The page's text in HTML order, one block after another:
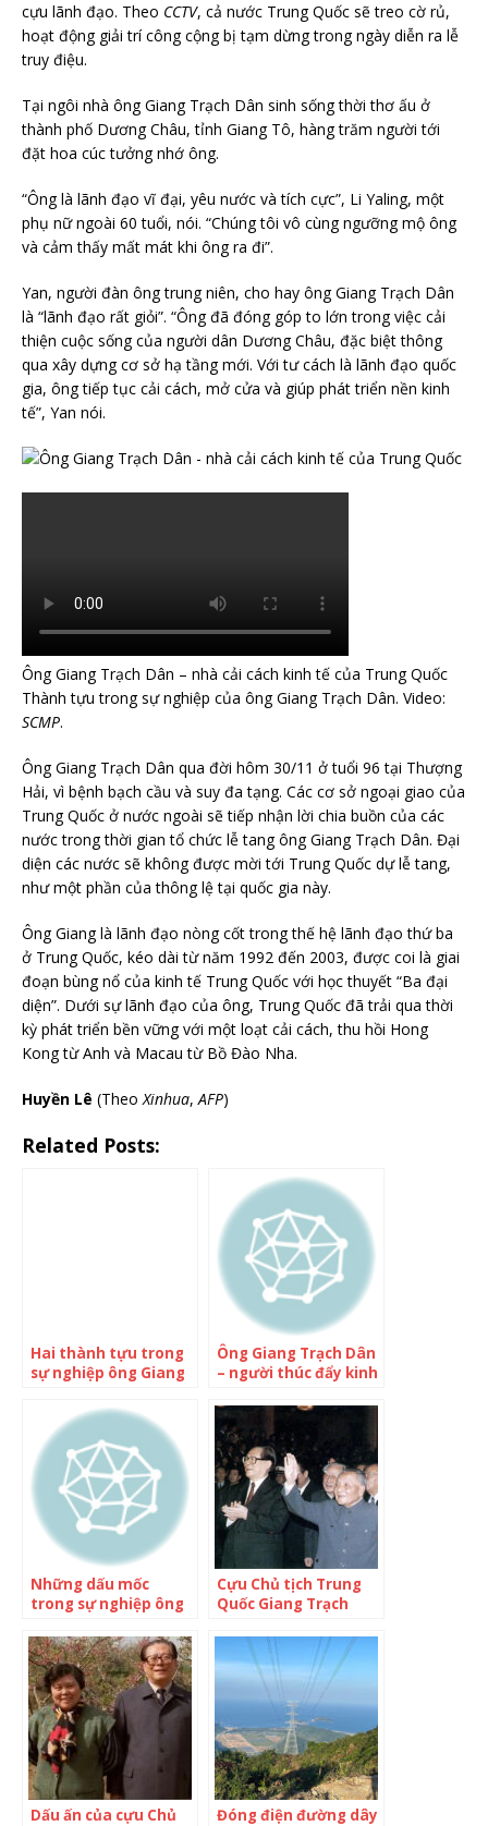
cựu lãnh đạo. Theo CCTV, cả nước Trung Quốc sẽ treo cờ rủ,
hoạt động giải trí công cộng bị tạm dừng trong ngày diễn ra lễ
truy điệu.
Tại ngôi nhà ông Giang Trạch Dân sinh sống thời thơ ấu ở
thành phố Dương Châu, tỉnh Giang Tô, hàng trăm người tới
đặt hoa cúc tưởng nhớ ông.
“Ông là lãnh đạo vĩ đại, yêu nước và tích cực”, Li Yaling, một
phụ nữ ngoài 60 tuổi, nói. “Chúng tôi vô cùng ngưỡng mộ ông
và cảm thấy mất mát khi ông ra đi”.
Yan, người đàn ông trung niên, cho hay ông Giang Trạch Dân
là “lãnh đạo rất giỏi”. “Ông đã đóng góp to lớn trong việc cải
thiện cuộc sống của người dân Dương Châu, đặc biệt thông
qua xây dựng cơ sở hạ tầng mới. Với tư cách là lãnh đạo quốc
gia, ông tiếp tục cải cách, mở cửa và giúp phát triển nền kinh
tế”, Yan nói.
Ông Giang Trạch Dân – nhà cải cách kinh tế của Trung Quốc
Thành tựu trong sự nghiệp của ông Giang Trạch Dân. Video:
SCMP.
Ông Giang Trạch Dân qua đời hôm 30/11 ở tuổi 96 tại Thượng
Hải, vì bệnh bạch cầu và suy đa tạng. Các cơ sở ngoại giao của
Trung Quốc ở nước ngoài sẽ tiếp nhận lời chia buồn của các
nước trong thời gian tổ chức lễ tang ông Giang Trạch Dân. Đại
diện các nước sẽ không được mời tới Trung Quốc dự lễ tang,
như một phần của thông lệ tại quốc gia này.
Ông Giang là lãnh đạo nòng cốt trong thế hệ lãnh đạo thứ ba
ở Trung Quốc, kéo dài từ năm 1992 đến 2003, được coi là giai
đoạn bùng nổ của kinh tế Trung Quốc với học thuyết “Ba đại
diện”. Dưới sự lãnh đạo của ông, Trung Quốc đã trải qua thời
kỳ phát triển bền vững với một loạt cải cách, thu hồi Hong
Kong từ Anh và Macau từ Bồ Đào Nha.
Huyền Lê (TheoXinhua,AFP)
Related Posts:
Hai thành tựu trong
sự nghiệp ông Giang
Ông Giang Trạch Dân
– người thúc đẩy kinh
nổ
Những dấu mốc
trong sự nghiệp ông
Cựu Chủ tịch Trung
Quốc Giang Trạch
Dấu ấn của cựu Chủ
Đóng điện đường dây